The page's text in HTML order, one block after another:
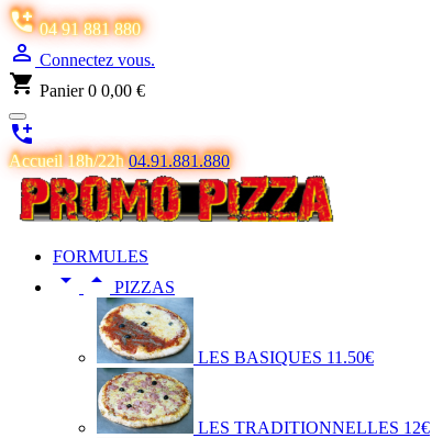
04 91 881 880
 Connectez vous.
shopping_cart Panier 0 0,00 €

Accueil 18h/22h04.91.881.880
FORMULES
  PIZZAS
LES BASIQUES 11.50€
LES TRADITIONNELLES 12€